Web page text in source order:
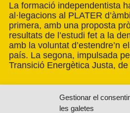
Gestionar el
les galetes
La formació independentista
al·legacions al PLATER
primera, amb una proposta
resultats de l’estudi fet a la
amb la voluntat d’estendre’n
país. La segona, impulsada
Transició Energètica Justa,